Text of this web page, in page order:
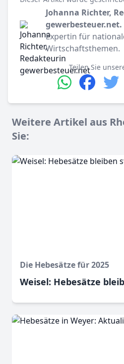
Johanna Richter,
gewerbesteuer.net.
Expertin für
Wirtschaftsthemen.
Teilen Sie
Weitere Artikel aus
Sie:
Die Hebesätze für 2025
Weisel: Hebesätze